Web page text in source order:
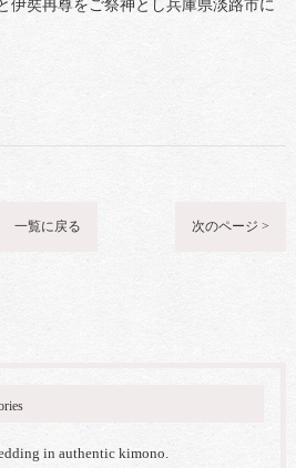
伊奘冉尊をご祭神とし兵庫県淡路市に
一覧に戻る 次のページ >
in authentic kimono.